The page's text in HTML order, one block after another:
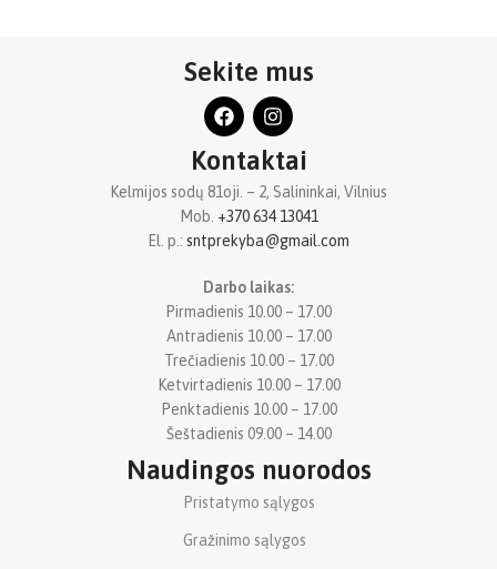
Sekite mus
Kontaktai
Kelmijos sodų 81oji. – 2, Salininkai, Vilnius
Mob. +370 634 13041
El. p.: sntprekyba@gmail.com
Darbo laikas:
Pirmadienis 10.00 – 17.00
Antradienis 10.00 – 17.00
Trečiadienis 10.00 – 17.00
Ketvirtadienis 10.00 – 17.00
Penktadienis 10.00 – 17.00
Šeštadienis 09.00 – 14.00
Naudingos nuorodos
Pristatymo sąlygos
Gražinimo sąlygos